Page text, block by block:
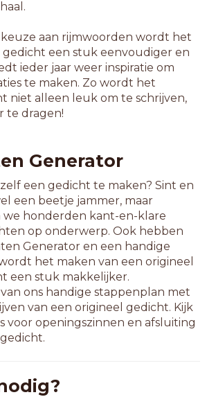
aan rijmwoorden wordt het
gedicht een stuk eenvoudiger en
ieder jaar weer inspiratie om
te maken. Zo wordt het
niet alleen leuk om te schrijven,
te dragen!
Generator
een gedicht te maken? Sint en
een beetje jammer, maar
honderden kant-en-klare
op onderwerp. Ook hebben
Generator en een handige
het maken van een origineel
een stuk makkelijker.
ons handige stappenplan met
van een origineel gedicht. Kijk
voor openingszinnen en afsluiting